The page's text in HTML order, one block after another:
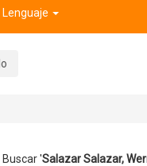
Lenguaje
'Salazar Salazar,